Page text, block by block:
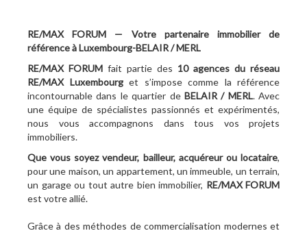
RE/MAX FORUM — Votre partenaire immobilier de
référence à Luxembourg-BELAIR / MERL
RE/MAX FORUM fait partie des 10agences du réseau
RE/MAX Luxembourget s’impose comme la référence
incontournable dans le quartier de BELAIR / MERL. Avec
une équipe de spécialistes passionnés et expérimentés,
nous vous accompagnons dans tous vos projets
immobiliers.
Que vous soyez vendeur, bailleur, acquéreur ou locataire,
pour une maison, un appartement, un immeuble, un terrain,
un garage ou tout autre bien immobilier, RE/MAX FORUM
est votre allié.
Grâce à des méthodes de commercialisation modernes et